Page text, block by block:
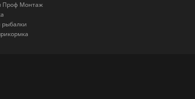
Проф Монтаж
рыбалки